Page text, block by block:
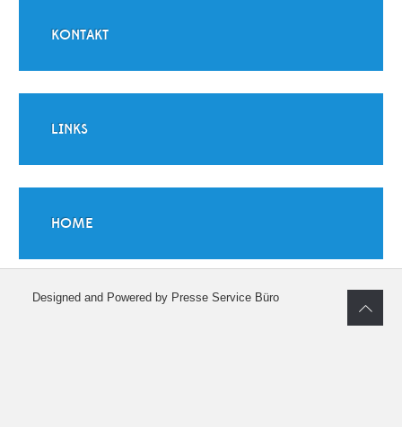
KONTAKT
LINKS
HOME
Designed and Powered by Presse Service Büro